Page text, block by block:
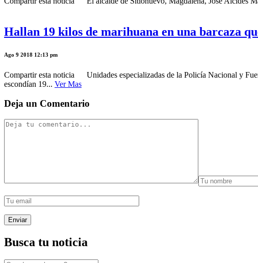
Hallan 19 kilos de marihuana en una barcaza
Ago 9 2018 12:13 pm
Compartir esta noticia Unidades especializadas de la Policía Nacional y
escondían 19... Ver Mas
Deja un Comentario
Busca tu noticia